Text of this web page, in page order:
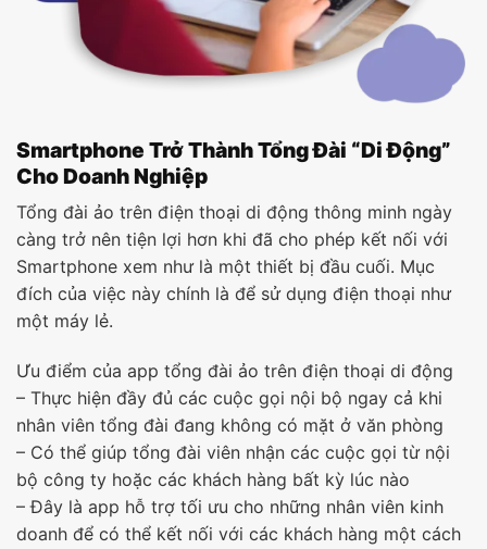
Smartphone Trở Thành Tổng Đài “Di Động”
Cho Doanh Nghiệp
Tổng đài ảo trên điện thoại di động thông minh ngày
càng trở nên tiện lợi hơn khi đã cho phép kết nối với
Smartphone xem như là một thiết bị đầu cuối. Mục
đích của việc này chính là để sử dụng điện thoại như
một máy lẻ.
Ưu điểm của app tổng đài ảo trên điện thoại di động
– Thực hiện đầy đủ các cuộc gọi nội bộ ngay cả khi
nhân viên tổng đài đang không có mặt ở văn phòng
– Có thể giúp tổng đài viên nhận các cuộc gọi từ nội
bộ công ty hoặc các khách hàng bất kỳ lúc nào
– Đây là app hỗ trợ tối ưu cho những nhân viên kinh
doanh để có thể kết nối với các khách hàng một cách